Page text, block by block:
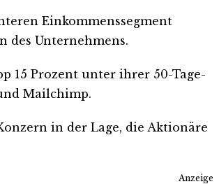
Einkommenssegment
des Unternehmens.
15 Prozent unter ihrer 50-Tage-
Mailchimp.
in der Lage, die Aktionäre
Anzeige